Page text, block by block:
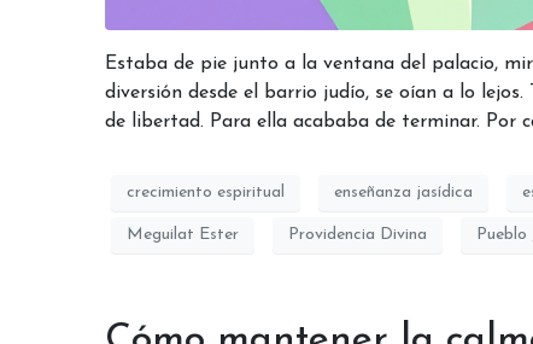
Estaba de pie junto a la ventana del palacio,
diversión desde el barrio judío, se oían a lo
de libertad. Para ella acababa de terminar. Por
crecimiento espiritual enseñanza jasídica
Meguilat Ester Providencia Divina Pueblo